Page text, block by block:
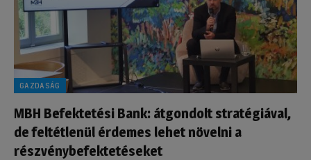
GAZDASÁG
MBH Befektetési Bank: átgondolt stratégiával,
de feltétlenül érdemes lehet növelni a
részvénybefektetéseket